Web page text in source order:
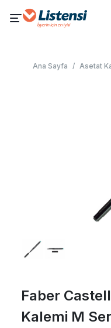
Ana Sayfa / Asetat
Faber
Kalemi M